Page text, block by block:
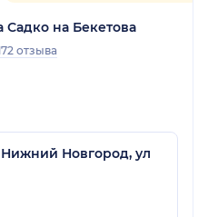
Садко на Бекетова
отзыва
Новгород, ул